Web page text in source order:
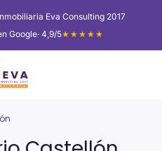
Eva Consulting 2017
Google· 4,9/5★★★★★